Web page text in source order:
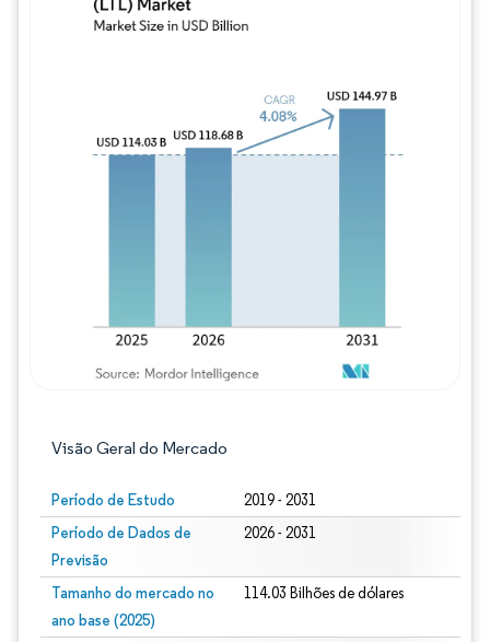
Visão Geral do Mercado
Período de Estudo 2019 - 2031
Período de Dados de
Previsão
2026 - 2031
Tamanho do mercado no
ano base (2025)
114.03 Bilhões de dólares